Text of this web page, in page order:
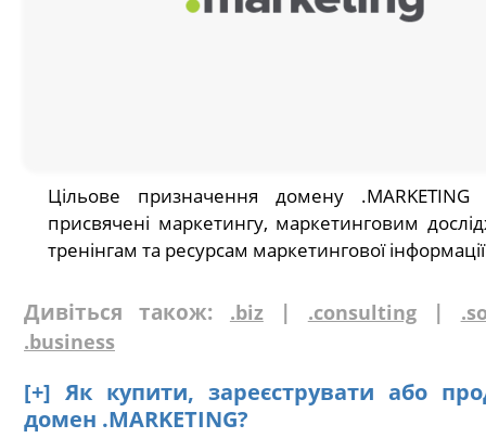
Цільове призначення домену
присвячені маркетингу, маркетинговим
тренінгам та ресурсам маркетингової
Дивіться також: .biz| .consulting|
.business
[+] Як купити, зареєструвати або
домен .MARKETING?